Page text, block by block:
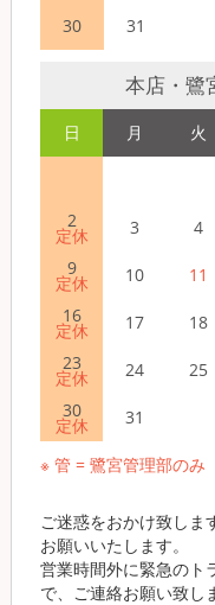
30 31
本店・
日 月 火
2
定休 3 4
9
定休 10 11
16
定休 17 18
23
定休 24 25
30
定休 31
※ 管 = 鷺宮管理部のみ
ご迷惑をおかけ致しま
お願いいたします。
営業時間外に緊急のト
で、ご連絡お願い致し